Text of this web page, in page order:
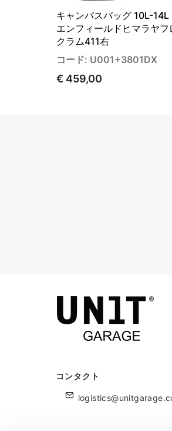
キャンバスバッグ 10L-
エンフィールドヒマラヤフ
クラム411右
コード: U001+3801DX
€ 459,00
コンタクト